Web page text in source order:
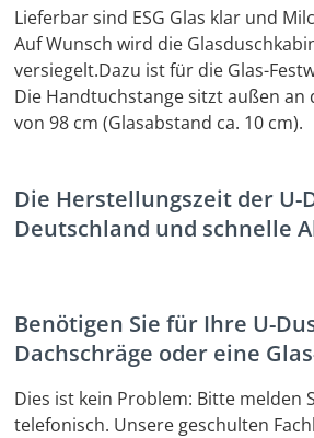
Lieferbar sind ESG Glas klar und
Auf Wunsch wird die
versiegelt.Dazu ist für die Glas-
Die Handtuchstange sitzt außen
von 98 cm (Glasabstand ca. 10 cm).
Die Herstellungszeit der U-
Deutschland und schnelle
Benötigen Sie für Ihre U-
Dachschräge oder eine
Dies ist kein Problem: Bitte melden
telefonisch. Unsere geschulten